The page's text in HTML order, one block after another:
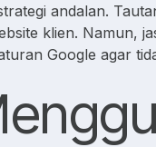
andalan.
klien. Namun,
Google agar